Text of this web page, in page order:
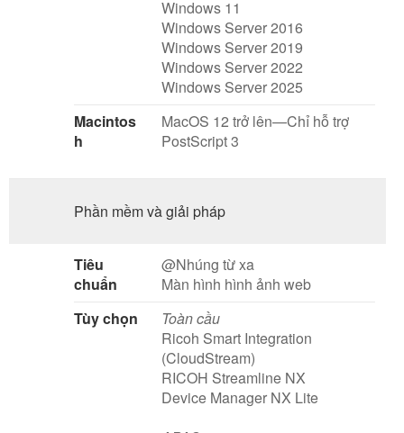
Windows 11
Windows Server 2016
Windows Server 2019
Windows Server 2022
Windows Server 2025
Macintos
h
MacOS 12 trở lên—Chỉ hỗ trợ
PostScript 3
Phần mềm và giải pháp
Tiêu
chuẩn
@Nhúng từ xa
Màn hình hình ảnh web
Tùy chọn
Toàn cầu
Ricoh Smart Integration
(CloudStream)
RICOH Streamline NX
Device Manager NX Lite